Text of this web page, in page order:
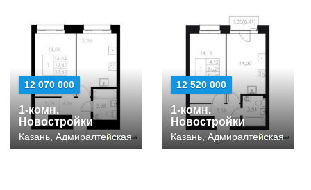
12 070 000
1-комн.
Новостройки
Казань, Адмиралтейская
12 520 000
1-комн.
Новостройки
Казань, Адмиралтейская